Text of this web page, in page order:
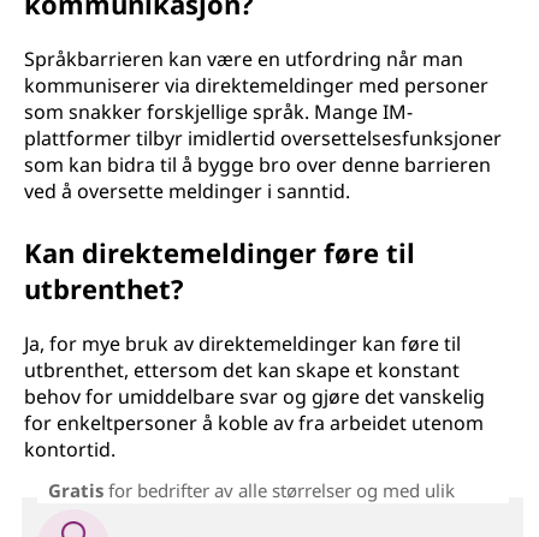
Språkbarrieren kan være en utfordring når man
kommuniserer via direktemeldinger med personer
som snakker forskjellige språk. Mange IM-
plattformer tilbyr imidlertid oversettelsesfunksjoner
som kan bidra til å bygge bro over denne barrieren
ved å oversette meldinger i sanntid.
Kan direktemeldinger føre til
utbrenthet?
Ja, for mye bruk av direktemeldinger kan føre til
utbrenthet, ettersom det kan skape et konstant
behov for umiddelbare svar og gjøre det vanskelig
for enkeltpersoner å koble av fra arbeidet utenom
kontortid.
Gratisfor bedrifter av alle størrelser og med ulik